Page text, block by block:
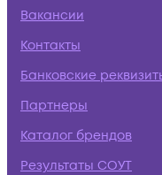
Вакансии
Контакты
Банковские
Партнеры
Каталог брендов
Результаты СОУТ